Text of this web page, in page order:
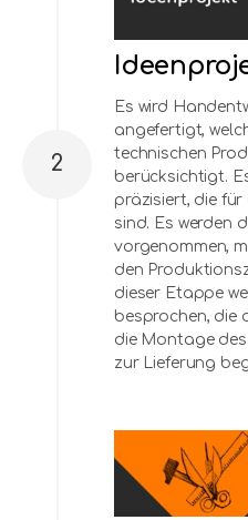
Es wird
angefertigt,
technischen
berücksichtigt.
präzisiert, die
sind. Es werden
vorgenommen,
den
dieser Etappe
besprochen, die
die Montage des
zur Lieferung
2